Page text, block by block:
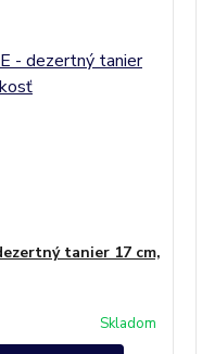
tanier 17 cm,
Skladom